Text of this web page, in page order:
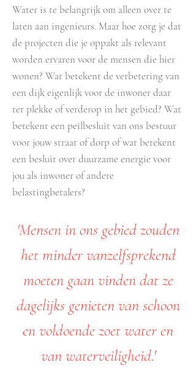
Water is te belangrijk om alleen over te
laten aan ingenieurs. Maar hoe zorg je dat
de projecten die je oppakt als relevant
worden ervaren voor de mensen die hier
wonen? Wat betekent de verbetering van
een dijk eigenlijk voor de inwoner daar
ter plekke of verderop in het gebied? Wat
betekent een peilbesluit van ons bestuur
voor jouw straat of dorp of wat betekent
een besluit over duurzame energie voor
jou als inwoner of andere
belastingbetalers?
'Mensen in ons gebied zouden
het minder vanzelfsprekend
moeten gaan vinden dat ze
dagelijks genieten van schoon
en voldoende zoet water en
van waterveiligheid.'